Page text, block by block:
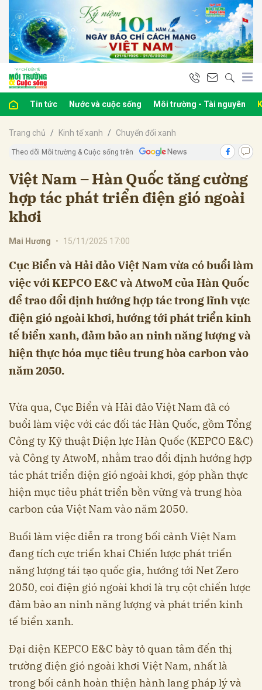
Tin tức Nước và cuộc sống Môi trường - Tài nguyên
Trang chủ Kinh tế xanh Chuyển đổi xanh
Theo dõi Môi trường & Cuộc sống trên
Việt Nam – Hàn Quốc tăng cường
hợp tác phát triển điện gió ngoài
khơi
Mai Hương • 15/11/2025 17:00
Cục Biển và Hải đảo Việt Nam vừa có buổi làm
việc với KEPCO E&C và AtwoM của Hàn Quốc
để trao đổi định hướng hợp tác trong lĩnh vực
điện gió ngoài khơi, hướng tới phát triển kinh
tế biển xanh, đảm bảo an ninh năng lượng và
hiện thực hóa mục tiêu trung hòa carbon vào
năm 2050.
Vừa qua, Cục Biển và Hải đảo Việt Nam đã có
buổi làm việc với các đối tác Hàn Quốc, gồm Tổng
Công ty Kỹ thuật Điện lực Hàn Quốc (KEPCO E&C)
và Công ty AtwoM, nhằm trao đổi định hướng hợp
tác phát triển điện gió ngoài khơi, góp phần thực
hiện mục tiêu phát triển bền vững và trung hòa
carbon của Việt Nam vào năm 2050.
Buổi làm việc diễn ra trong bối cảnh Việt Nam
đang tích cực triển khai Chiến lược phát triển
năng lượng tái tạo quốc gia, hướng tới Net Zero
2050, coi điện gió ngoài khơi là trụ cột chiến lược
đảm bảo an ninh năng lượng và phát triển kinh
tế biển xanh.
Đại diện KEPCO E&C bày tỏ quan tâm đến thị
trường điện gió ngoài khơi Việt Nam, nhất là
trong bối cảnh hoàn thiện hành lang pháp lý và
luận
Hủy